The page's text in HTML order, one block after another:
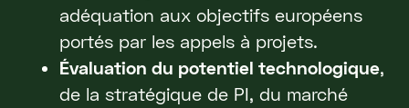
adéquation aux objectifs européens
portés par les appels à projets.
Évaluation du potentiel technologique,
de la stratégique de PI, du marché